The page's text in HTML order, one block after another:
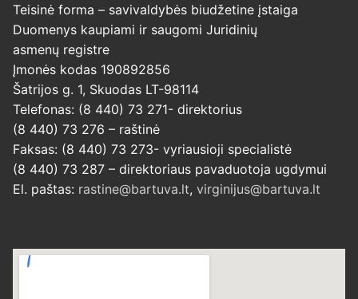
Teisinė forma – savivaldybės biudžetine įstaiga
Duomenys kaupiami ir saugomi Juridinių
asmenų registre
Įmonės kodas 190892856
Šatrijos g. 1, Skuodas LT-98114
Telefonas: (8 440) 73 271- direktorius
(8 440) 73 276 – raštinė
Faksas: (8 440) 73 273- vyriausioji specialistė
(8 440) 73 287 – direktoriaus pavaduotoja ugdymui
El. paštas: rastine@bartuva.lt, virginijus@bartuva.lt